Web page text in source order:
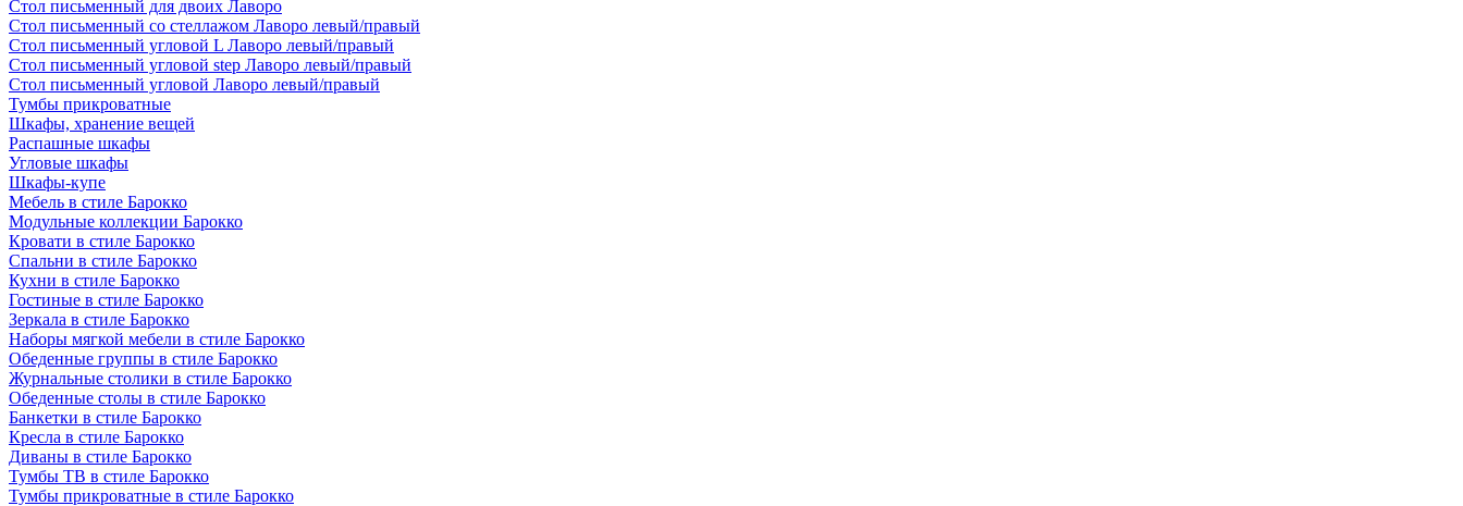
Стол письменный для двоих Лаворо
Стол письменный со стеллажом Лаворо левый/правый
Стол письменный угловой L Лаворо левый/правый
Стол письменный угловой step Лаворо левый/правый
Стол письменный угловой Лаворо левый/правый
Тумбы прикроватные
Шкафы, хранение вещей
Распашные шкафы
Угловые шкафы
Шкафы-купе
Мебель в стиле Барокко
Модульные коллекции Барокко
Кровати в стиле Барокко
Спальни в стиле Барокко
Кухни в стиле Барокко
Гостиные в стиле Барокко
Зеркала в стиле Барокко
Наборы мягкой мебели в стиле Барокко
Обеденные группы в стиле Барокко
Журнальные столики в стиле Барокко
Обеденные столы в стиле Барокко
Банкетки в стиле Барокко
Кресла в стиле Барокко
Диваны в стиле Барокко
Тумбы ТВ в стиле Барокко
Тумбы прикроватные в стиле Барокко